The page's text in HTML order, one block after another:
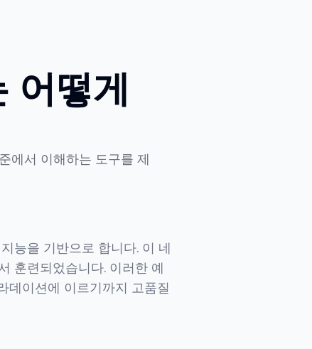
어떻게
에서 이해하는 도구를 제
능을 기반으로 합니다. 이 네
훈련되었습니다. 이러한 예
데이션에 이르기까지 고품질